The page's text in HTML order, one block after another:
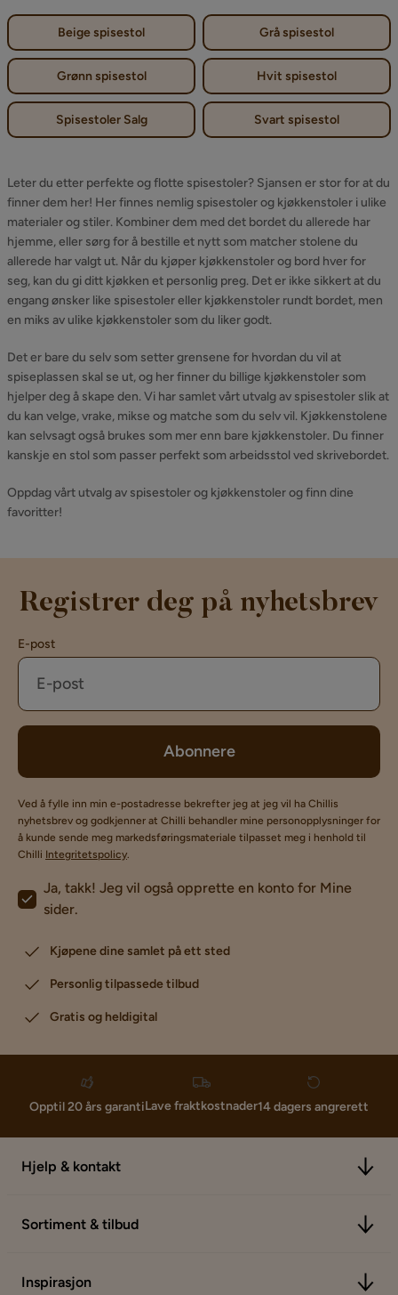
Beige spisestol Grå spisestol
Grønn spisestol Hvit spisestol
Spisestoler Salg Svart spisestol
Leter du etter perfekte og flotte spisestoler? Sjansen er stor for at du
finner dem her! Her finnes nemlig spisestoler og kjøkkenstoler i ulike
materialer og stiler. Kombiner dem med det bordet du allerede har
hjemme, eller sørg for å bestille et nytt som matcher stolene du
allerede har valgt ut. Når du kjøper kjøkkenstoler og bord hver for
seg, kan du gi ditt kjøkken et personlig preg. Det er ikke sikkert at du
engang ønsker like spisestoler eller kjøkkenstoler rundt bordet, men
en miks av ulike kjøkkenstoler som du liker godt.
Det er bare du selv som setter grensene for hvordan du vil at
spiseplassen skal se ut, og her finner du billige kjøkkenstoler som
hjelper deg å skape den. Vi har samlet vårt utvalg av spisestoler slik at
du kan velge, vrake, mikse og matche som du selv vil. Kjøkkenstolene
kan selvsagt også brukes som mer enn bare kjøkkenstoler. Du finner
kanskje en stol som passer perfekt som arbeidsstol ved skrivebordet.
Oppdag vårt utvalg av spisestoler og kjøkkenstoler og finn dine
favoritter!
Registrer deg på nyhetsbrev
E-post
Abonnere
Ved å fylle inn min e-postadresse bekrefter jeg at jeg vil ha Chillis
nyhetsbrev og godkjenner at Chilli behandler mine personopplysninger for
å kunde sende meg markedsføringsmateriale tilpasset meg i henhold til
Chilli Integritetspolicy.
Ja, takk! Jeg vil også opprette en konto for Mine
sider.
Kjøpene dine samlet på ett sted
Personlig tilpassede tilbud
Gratis og heldigital
Opptil 20 års garantiLave fraktkostnader14 dagers angrerett
Hjelp & kontakt
Sortiment & tilbud
Inspirasjon